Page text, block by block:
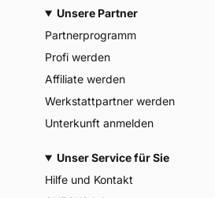
Unsere Partner
Partnerprogramm
Profi werden
Affiliate werden
Werkstattpartner werden
Unterkunft anmelden
Unser Service für Sie
Hilfe und Kontakt